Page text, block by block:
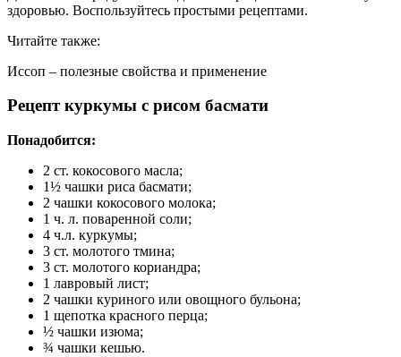
здоровью. Воспользуйтесь простыми рецептами.
Читайте также:
Иссоп – полезные свойства и применение
Рецепт куркумы с рисом басмати
Понадобится:
2 ст. кокосового масла;
1½ чашки риса басмати;
2 чашки кокосового молока;
1 ч. л. поваренной соли;
4 ч.л. куркумы;
3 ст. молотого тмина;
3 ст. молотого кориандра;
1 лавровый лист;
2 чашки куриного или овощного бульона;
1 щепотка красного перца;
½ чашки изюма;
¾ чашки кешью.